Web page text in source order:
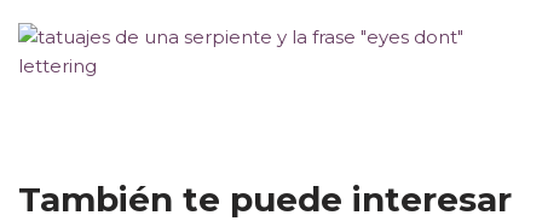
También te puede interesar